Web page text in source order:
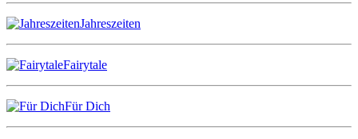
Jahreszeiten
Fairytale
Für Dich